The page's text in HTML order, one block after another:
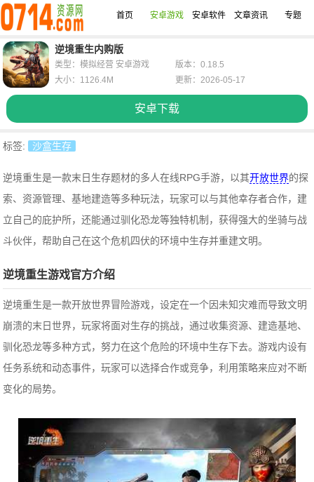
首页 安卓游戏 安卓软件 文章资讯 专题
逆境重生内购版
安卓下载
类型：模拟经营 安卓游戏
版本：0.18.5
大小：1126.4M
更新：2026-05-17
标签: 沙盒生存
逆境重生是一款末日生存题材的多人在线RPG手游，以其开放世界的探
索、资源管理、基地建造等多种玩法，玩家可以与其他幸存者合作，建
立自己的庇护所，还能通过驯化恐龙等独特机制，获得强大的坐骑与战
斗伙伴，帮助自己在这个危机四伏的环境中生存并重建文明。
逆境重生游戏官方介绍
逆境重生是一款开放世界冒险游戏，设定在一个因未知灾难而导致文明
崩溃的末日世界，玩家将面对生存的挑战，通过收集资源、建造基地、
驯化恐龙等多种方式，努力在这个危险的环境中生存下去。游戏内设有
任务系统和动态事件，玩家可以选择合作或竞争，利用策略来应对不断
变化的局势。